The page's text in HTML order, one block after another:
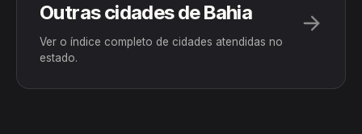
Outras cidades de Bahia
Ver o índice completo de cidades atendidas no
estado.